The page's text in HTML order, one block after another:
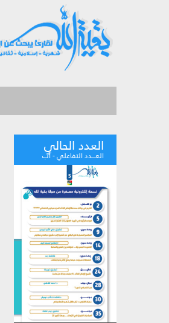
العدد الحالي
العـــدد التفاعلي - آب